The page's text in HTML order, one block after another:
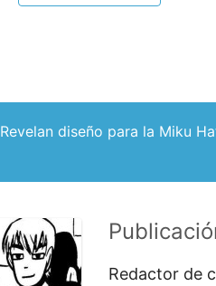
Revelan diseño para la Miku
Redactor de